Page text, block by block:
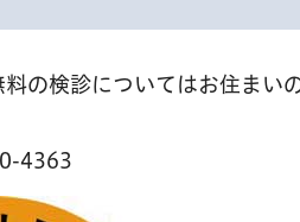
の検診についてはお住まい
4363